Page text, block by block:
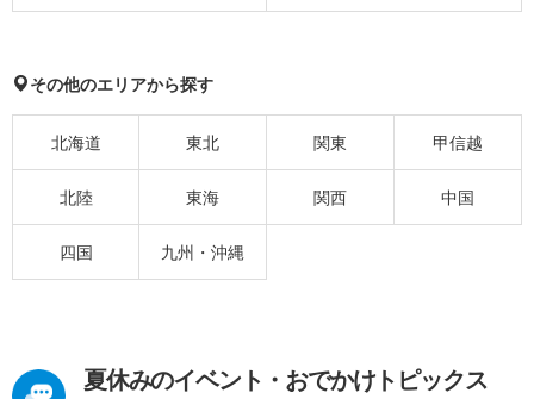
その他のエリアから探す
北海道 東北 関東 甲信越
北陸 東海 関西 中国
四国 九州・沖縄
夏休みのイベント・おでかけトピックス